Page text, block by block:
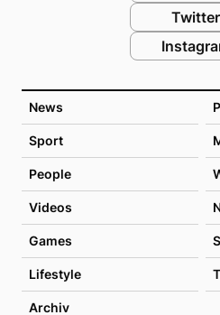
News
Sport
People
Videos
Games
Lifestyle
Archiv
Twitter